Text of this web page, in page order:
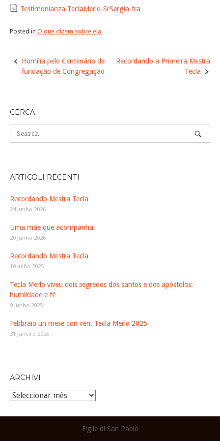
Testimonianza-TeclaMerlo-SrSergia-fra
Posted in O que dizem sobre ela
Post
navigation
Homília pelo Centenário de
fundação de Congregação
Recordando a Primeira Mestra
Tecla
CERCA
ARTICOLI RECENTI
Recordando Mestra Tecla
24 Junho 2026
Uma mãe que acompanha
20 Junho 2026
Recordando Mestra Tecla
10 Julho 2025
Tecla Merlo viveu dois segredos dos santos e dos apóstolos:
humildade e fé
9 Junho 2025
Febbraio un mese con ven. Tecla Merlo 2025
31 Janeiro 2025
ARCHIVI
Archivi
Figlie di San Paolo